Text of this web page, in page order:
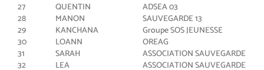
27
QUENTIN
ADSEA 03
28
MANON
SAUVEGARDE 13
29
KANCHANA
Groupe SOS JEUNESSE
30
LOANN
OREAG
31
SARAH
ASSOCIATION SAUVEGARDE
32
LEA
ASSOCIATION SAUVEGARDE